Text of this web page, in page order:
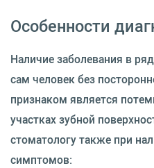
Особенности
Наличие заболевания в
сам человек без
признаком является
участках зубной
стоматологу также при
симптомов: